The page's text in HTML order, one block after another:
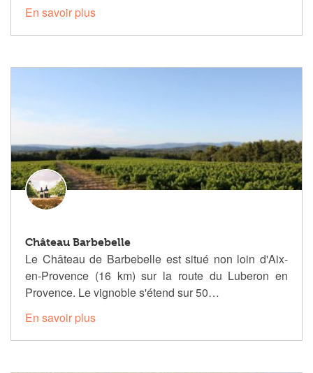
En savoir plus
Château Barbebelle
Le Château de Barbebelle est situé non loin d'Aix-
en-Provence (16 km) sur la route du Luberon en
Provence. Le vignoble s'étend sur 50…
En savoir plus